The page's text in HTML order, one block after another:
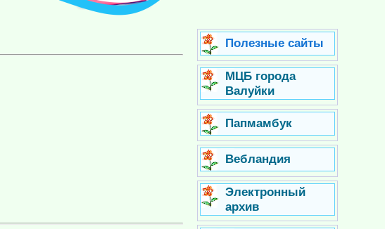
Полезные сайты
МЦБ города
Валуйки
Папмамбук
Вебландия
Электронный
архив